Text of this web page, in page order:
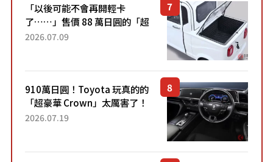
「以後可能不會再開輕卡
了……」售價 88 萬日圓的「超
迷你輕型貨車」引發兩極評
了！...
2026.07.09
910萬日圓！Toyota 玩真的的
「超豪華 Crown」太厲害了！
採用由「匠人技藝」打造的
2026.07.19